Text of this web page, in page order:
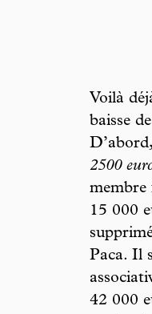
Voilà
baisse
2500
membre
15 000
Paca. Il
42 000